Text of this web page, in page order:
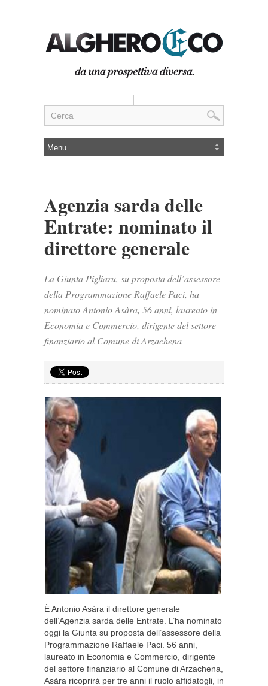
Agenzia sarda delle
Entrate: nominato il
direttore generale
La Giunta Pigliaru, su proposta dell’assessore
della Programmazione Raffaele Paci, ha
nominato Antonio Asàra, 56 anni, laureato in
Economia e Commercio, dirigente del settore
finanziario al Comune di Arzachena
È Antonio Asàra il direttore generale
dell’Agenzia sarda delle Entrate. L’ha nominato
oggi la Giunta su proposta dell’assessore della
Programmazione Raffaele Paci. 56 anni,
laureato in Economia e Commercio, dirigente
del settore finanziario al Comune di Arzachena,
Asàra ricoprirà per tre anni il ruolo affidatogli, in